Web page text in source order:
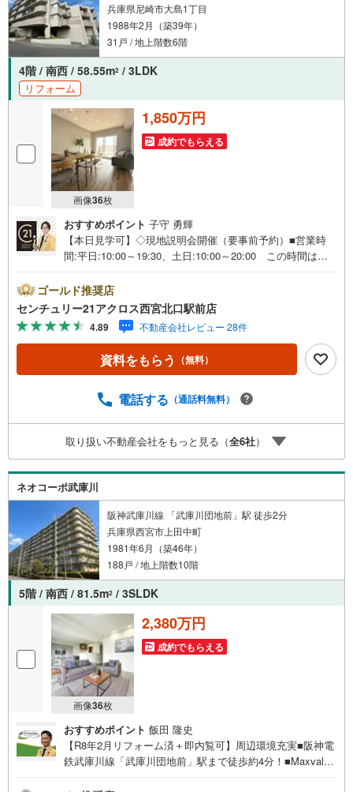
兵庫県尼崎市大島1丁目
1988年2月（築39年）
31戸 / 地上階数6階
4階 / 南西 / 58.55m2 / 3LDK
リフォーム
画像36枚
1,850万円
成約でもらえる
おすすめポイント 子守 勇輝
【本日見学可】◇現地説明会開催（要事前予約）■営業時
間:平日:10:00～19:30、土日:10:00～20:00 この時間はお
「武庫川」駅徒歩15分。令和7年12月にシステムキッチ
ン・ユニットバス・洗面化粧台・トイレ新調、クロス全
面・フローリング全面・網戸・CF張替済みです。＝＝セン
チュリー21アクロスグループの3つの特徴＝＝＝■センチュ
リー21グループで28年連続No.1（1997年～2024年兵庫地区
仲介実績） 尼崎・伊丹・西宮・宝塚にて8店舗展開中。阪
キッズスペース完備 8店舗すべて駅前にございますが、お
は2000万円台の新築戸建や、1000万円台の中古マンション
を始め多数物件を取り扱っています。Yahoo！不動産に掲
載しきれない物件もご紹介できます。お気軽にお問合せく
ださい。
ゴールド推奨店
センチュリー21アクロス西宮北口駅前店
4.89 不動産会社レビュー 28件
資料をもらう （無料）
電話する （通話料無料）
取り扱い不動産会社をもっと見る（全6社）
ネオコーポ武庫川
阪神武庫川線 「武庫川団地前」駅 徒歩2分
兵庫県西宮市上田中町
1981年6月（築46年）
188戸 / 地上階数10階
5階 / 南西 / 81.5m2 / 3SLDK
画像36枚
2,380万円
成約でもらえる
おすすめポイント 飯田 隆史
【R8年2月リフォーム済＋即内覧可】周辺環境充実■阪神電
鉄武庫川線「武庫川団地前」駅まで徒歩約4分！■Maxvalu